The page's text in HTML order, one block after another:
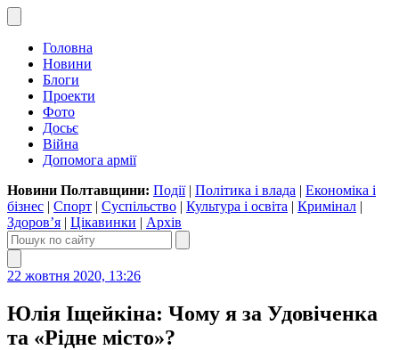
Головна
Новини
Блоги
Проекти
Фото
Досьє
Війна
Допомога армії
Новини Полтавщини: Події| Політика і влада | Економіка і
бізнес | Спорт | Суспільство | Культура і освіта | Кримінал |
Здоров’я | Цікавинки | Архів
22 жовтня 2020, 13:26
Юлія Іщейкіна: Чому я за Удовіченка
та «Рідне місто»?